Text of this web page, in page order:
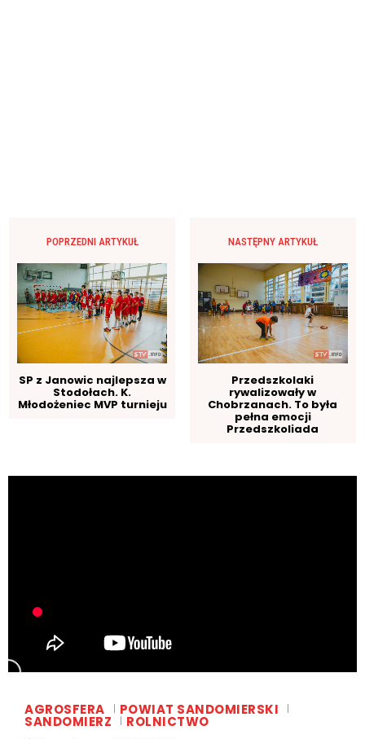
POPRZEDNI ARTYKUŁ
SP z Janowic najlepsza w
Stodołach. K.
Młodożeniec MVP turnieju
NASTĘPNY ARTYKUŁ
Przedszkolaki
rywalizowały w
Chobrzanach. To była
pełna emocji
Przedszkoliada